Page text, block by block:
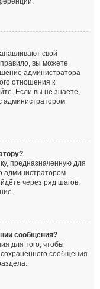
свой
вы можете
администратора
отношения к
Если вы не знаете,
администратором
предназначенную для
администратором
через ряд шагов,
сообщения?
для того, чтобы
сохранённого сообщения